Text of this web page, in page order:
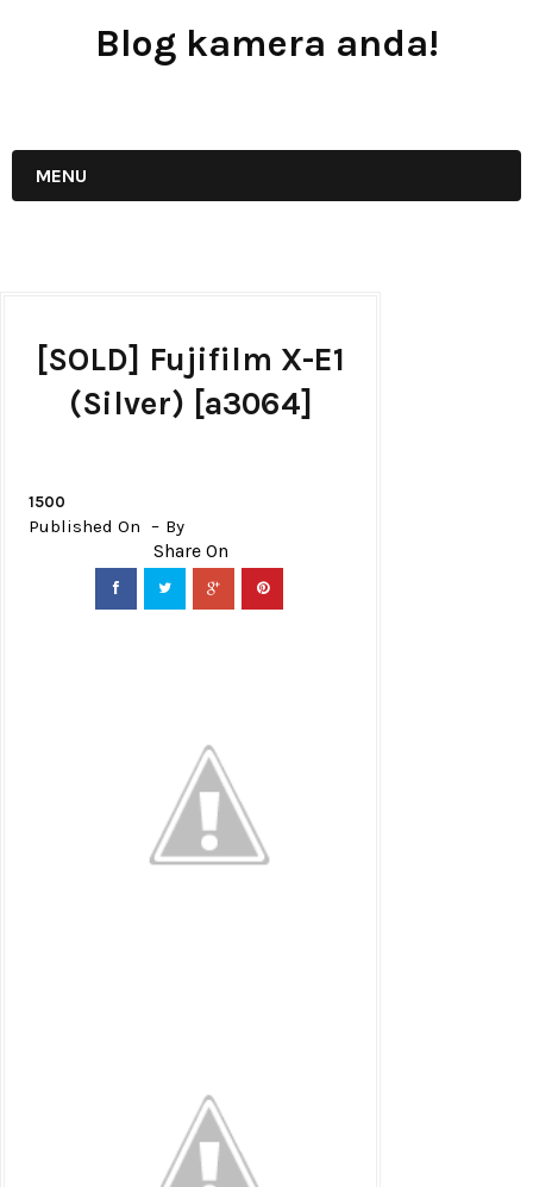
Blog kamera anda!
MENU
[SOLD] Fujifilm X-E1
(Silver) [a3064]
1500
Published On By